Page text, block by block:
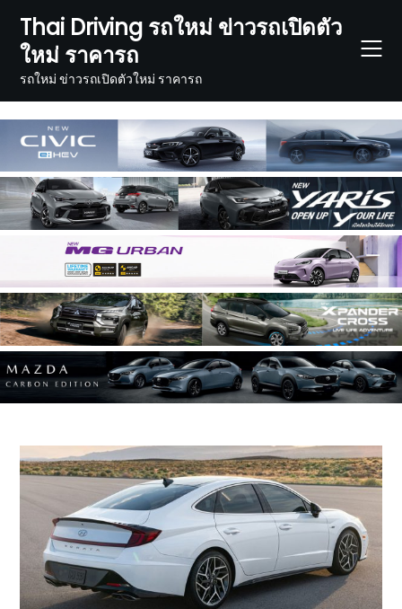
content
Thai Driving รถใหม่ ข่าวรถเปิดตัว
ใหม่ ราคารถ
รถใหม่ ข่าวรถเปิดตัวใหม่ ราคารถ